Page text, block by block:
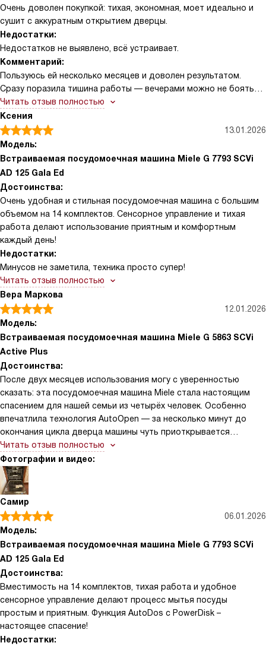
цикла, благодаря чему посуда, особенно пластиковые
контейнеры и крышки, высыхает идеально быстро и без
разводов, чего я раньше не могла добиться ни в одной другой
машине.
Очень доволен покупкой: тихая, экономная, моет идеально и
сушит с аккуратным открытием дверцы.
Недостатки:
Недостатков не выявлено, всё устраивает.
Комментарий:
Пользуюсь ей несколько месяцев и доволен результатом.
Сразу поразила тишина работы — вечерами можно не бояться
лишнего шума, когда дома уже все спят. В первый же уикенд
после покупки пригласил друзей, готовили паэлью и оставили
грязные сковороды — машина справилась с жиром и
пригоревшим слоем без предварительного замачивания. Рад,
что посуда выходит сухой: функция автоматического
пятен. Еще одна ситуация — мелкие столовые приборы и
бокалы после семейного обеда. Выдвижной поддон под
приборы и держатель для бокалов помогли разместить всё
компактно, а внутренняя подсветка облегчает загрузку в
темноте. Экономия воды и отсутствие необходимости ручной
сушки освободили время, которое теперь трачу на прогулку с
сыном по вечерам. Прибор прост в управлении: скрытая
панель и текстовый дисплей понятны, индикаторы подскажут,
когда надо добавить соль или ополаскиватель. Понравилась
функция половинной загрузки — когда посуды мало, можно не
ждать полного набора комплектов. После нескольких месяцев
нареканий не обнаружил, техника надёжно защищена от
протечек, блокировка от детей и комфортное закрывание
дверцы работают как надо. В общем, как человек, который не
любит возиться с кухонной рутиной, я оценил удобство и
стабильность — машина действительно экономит время и
силы!
Читать отзыв полностью
Ксения
13.01.2026
Модель:
Встраиваемая посудомоечная машина Miele G 7793 SCVi
AD 125 Gala Ed
Достоинства:
Очень удобная и стильная посудомоечная машина с большим
объемом на 14 комплектов. Сенсорное управление и тихая
работа делают использование приятным и комфортным
каждый день!
Недостатки:
Минусов не заметила, техника просто супер!
Читать отзыв полностью
Вера Маркова
12.01.2026
Модель:
Встраиваемая посудомоечная машина Miele G 5863 SCVi
Active Plus
Достоинства:
После двух месяцев использования могу с уверенностью
сказать: эта посудомоечная машина Miele стала настоящим
спасением для нашей семьи из четырёх человек. Особенно
впечатлила технология AutoOpen — за несколько минут до
окончания цикла дверца машины чуть приоткрывается
автоматически, и посуда высыхает идеально без разводов.
Раньше приходилось протирать тарелки полотенцем, а теперь
просто выгружаю сухую и блестящую посуду. Функция
BrilliantGlassCare покорила меня как хозяйку, которая любит
сервировать праздничный стол: бокалы для вина и
хрустальные рюмки выходят без единого следа помутнения,
даже самые тонкие ножки остаются целыми. QuickPowerWash
стала нашей «палочкой-выручалочкой» — за 58 минут машина
справляется с повседневными загрязнениями так же
качественно, как за два часа в эко-режиме. Скрытая панель
управления гармонично вписалась в кухонный гарнитур:
никаких выступающих кнопок, только элегантная чёрная
поверхность, которая не нарушает общий дизайн. Тишина в
работе тоже приятно удивила — даже в ночном цикле
отложенного старта не слышно ничего, кроме лёгкого шелеста
воды.
Читать отзыв полностью
Фотографии и видео:
Самир
06.01.2026
Модель:
Встраиваемая посудомоечная машина Miele G 7793 SCVi
AD 125 Gala Ed
Достоинства:
Вместимость на 14 комплектов, тихая работа и удобное
сенсорное управление делают процесс мытья посуды
простым и приятным. Функция AutoDos с PowerDisk –
настоящее спасение!
Недостатки: